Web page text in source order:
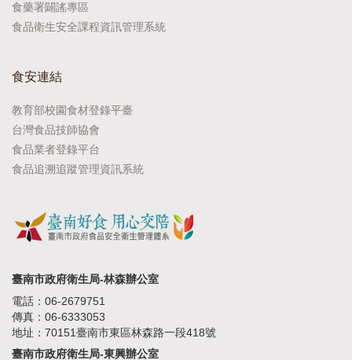
食藥署闢謠專區
食品衛生安全課程資訊管理系統
食安連結
教育部校園食材登錄平臺
台灣食品技師協會
食品業者登錄平台
食品追溯追蹤管理資訊系統
臺南市政府衛生局-林森辦公室
電話：06-2679751
傳真：06-6333053
地址：70151臺南市東區林森路一段418號
臺南市政府衛生局-東興辦公室